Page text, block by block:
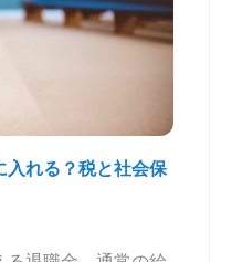
入れる？税と社会保